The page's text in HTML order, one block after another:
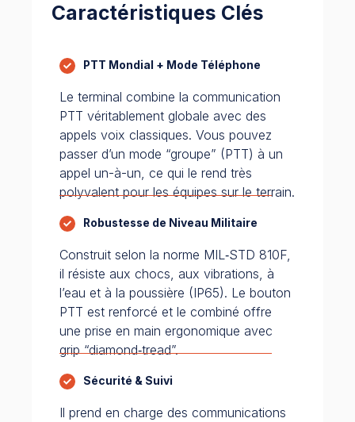
Caractéristiques Clés
PTT Mondial + Mode Téléphone
Le terminal combine la communication
PTT véritablement globale avec des
appels voix classiques. Vous pouvez
passer d’un mode “groupe” (PTT) à un
appel un-à-un, ce qui le rend très
polyvalent pour les équipes sur le terrain.
Robustesse de Niveau Militaire
Construit selon la norme MIL‑STD 810F,
il résiste aux chocs, aux vibrations, à
l’eau et à la poussière (IP65). Le bouton
PTT est renforcé et le combiné offre
une prise en main ergonomique avec
grip “diamond‑tread”.
Sécurité & Suivi
Il prend en charge des communications